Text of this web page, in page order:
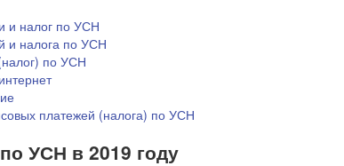
и налог по УСН
и налога по УСН
по УСН
платежей (налога) по УСН
УСН в 2019 году